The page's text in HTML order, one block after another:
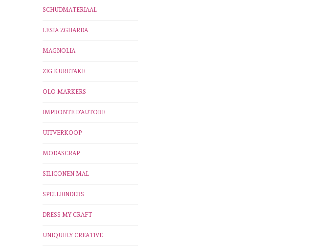
SCHUDMATERIAAL
LESIA ZGHARDA
MAGNOLIA
ZIG KURETAKE
OLO MARKERS
IMPRONTE D'AUTORE
UITVERKOOP
MODASCRAP
SILICONEN MAL
SPELLBINDERS
DRESS MY CRAFT
UNIQUELY CREATIVE